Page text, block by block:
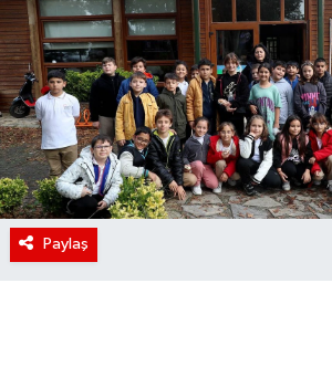
Paylaş